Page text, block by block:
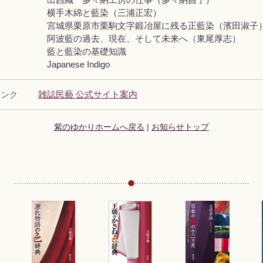
横手木綿と藍染（三浦正宏）
宮城県栗原市栗駒文字鍛冶屋に残る正藍染（濱田淑子
阿波藍の過去、現在、そして未来へ（東尾厚志）
藍と藍染の基礎知識
Japanese Indigo
ク 雑誌民藝 公式サイト案内
紫のゆかりホームへ戻る | お知らせトップ